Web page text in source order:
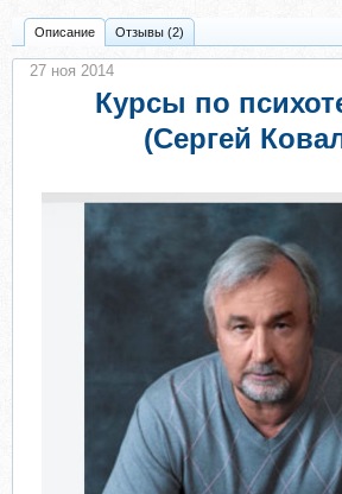
Описание Отзывы (2)
Курсы по
(Сергей
27 ноя 2014